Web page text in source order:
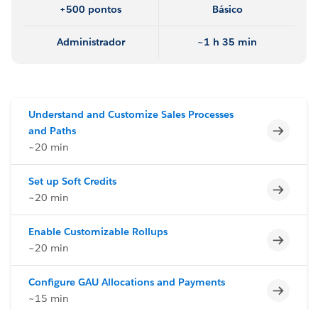
+500 pontos Básico
Administrador ~1 h 35 min
Understand and Customize Sales Processes
and Paths
~20 min
Set up Soft Credits
~20 min
Enable Customizable Rollups
~20 min
Configure GAU Allocations and Payments
~15 min